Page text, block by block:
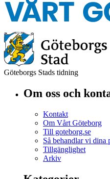
Göteborgs Stads tidning
Om oss och
Kontakt
Om Vårt Göteborg
Till goteborg.se
Så behandlar vi dina
Tillgänglighet
Arkiv